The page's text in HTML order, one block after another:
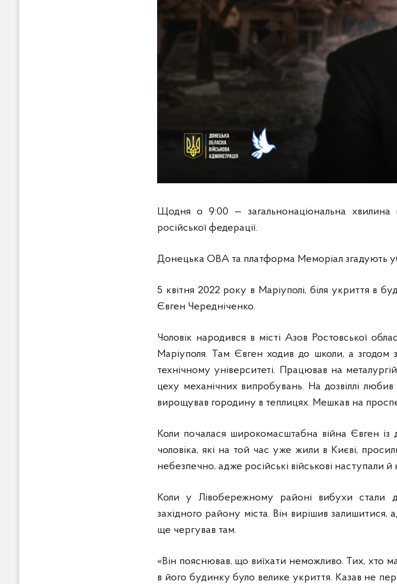
Щодня о 9:00 — загальнонаціональна хвилина
російської федерації.
Донецька ОВА та платформа Меморіал згадують
5 квітня 2022 року в Маріуполі, біля укриття в
Євген Чередніченко.
Чоловік народився в місті Азов Ростовської
Маріуполя. Там Євген ходив до школи, а
технічному університеті. Працював на
цеху механічних випробувань. На дозвіллі
вирощував городину в теплицях. Мешкав на
Коли почалася широкомасштабна війна Євген
чоловіка, які на той час уже жили в Києві,
небезпечно, адже російські військові наступали
Коли у Лівобережному районі вибухи стали
західного району міста. Він вирішив
ще чергував там.
«Він пояснював, що виїхати неможливо. Тих, хто
в його будинку було велике укриття. Казав не